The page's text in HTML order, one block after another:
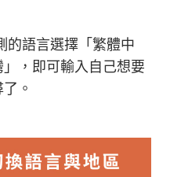
的語言選擇「繁體中
，即可輸入自己想要
。